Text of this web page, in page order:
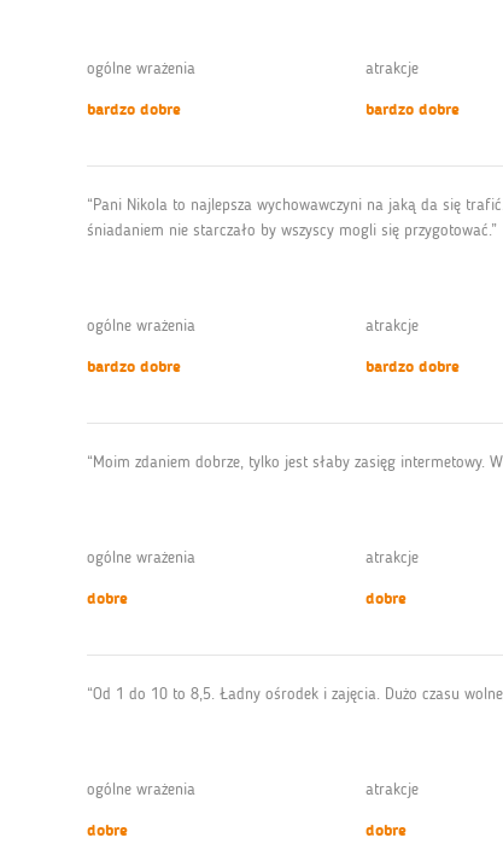
ogólne wrażenia
bardzo dobre
atrakcje
bardzo dobre
“Pani Nikola to najlepsza wychowawczyni na jaką da się
śniadaniem nie starczało by wszyscy mogli się przygotować.”
ogólne wrażenia
bardzo dobre
atrakcje
bardzo dobre
“Moim zdaniem dobrze, tylko jest słaby zasięg intermetowy.
ogólne wrażenia
dobre
atrakcje
dobre
“Od 1 do 10 to 8,5. Ładny ośrodek i zajęcia. Dużo czasu
ogólne wrażenia
dobre
atrakcje
dobre